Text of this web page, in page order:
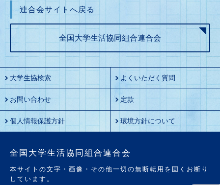
連合会サイトへ戻る
全国大学生活協同組合連合会
大学生協検索 よくいただく質問
お問い合わせ 定款
個人情報保護方針 環境方針について
全国大学生活協同組合連合会
本サイトの文字・画像・その他一切の無断転用を固くお断り
しています。